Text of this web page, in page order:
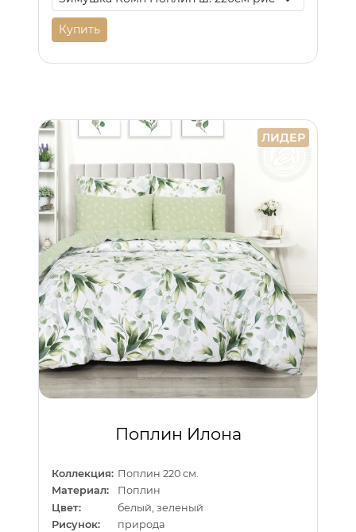
Купить
ЛИДЕР
Поплин Илона
Коллекция: Поплин 220 см.
Материал:
Поплин
Цвет:
белый, зеленый
Рисунок:
природа